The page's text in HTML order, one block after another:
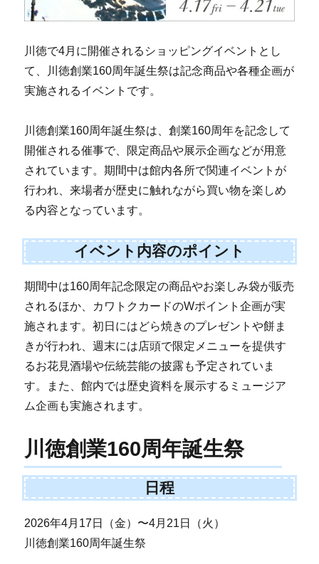
川徳で4月に開催されるショッピングイベントとし
て、川徳創業160周年誕生祭は記念商品や各種企画が
実施されるイベントです。
川徳創業160周年誕生祭は、創業160周年を記念して
開催される催事で、限定商品や展示企画などが用意
されています。期間中は館内各所で関連イベントが
行われ、来場者が歴史に触れながら買い物を楽しめ
る内容となっています。
イベント内容のポイント
期間中は160周年記念限定の商品やお楽しみ袋が販売
されるほか、カワトクカードのWポイント企画が実
施されます。初日にはどら焼きのプレゼントや餅ま
きが行われ、週末には店頭で限定メニューを提供す
るお花見酒場や伝統芸能の披露も予定されていま
す。また、館内では歴史資料を展示するミュージア
ム企画も実施されます。
川徳創業160周年誕生祭
日程
2026年4月17日（金）〜4月21日（火）
川徳創業160周年誕生祭